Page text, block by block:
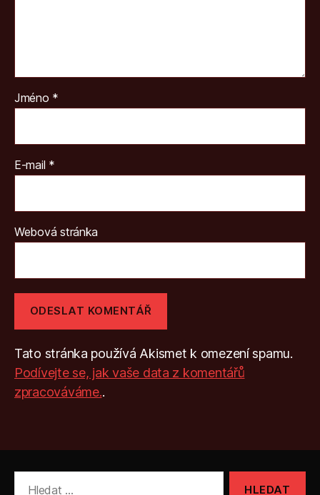
Jméno *
E-mail *
Webová stránka
Tato stránka používá Akismet k omezení spamu.
Podívejte se, jak vaše data z komentářů
zpracováváme..